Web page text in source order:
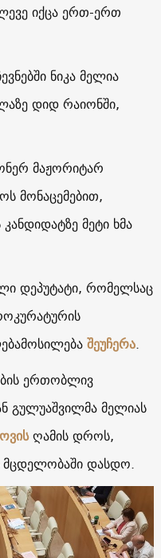
იქცა ერთ-ერთ
ნიკა მელია
დიდ რაიონში,
მაჟორიტარ
მონაცემებით,
მეტი ხმა
დეპუტატი, რომელსაც
შეუჩერა.
ერთობლივ
გულუაშვილმა მელიას
ღამის დროს,
მცდელობაში დასდო.